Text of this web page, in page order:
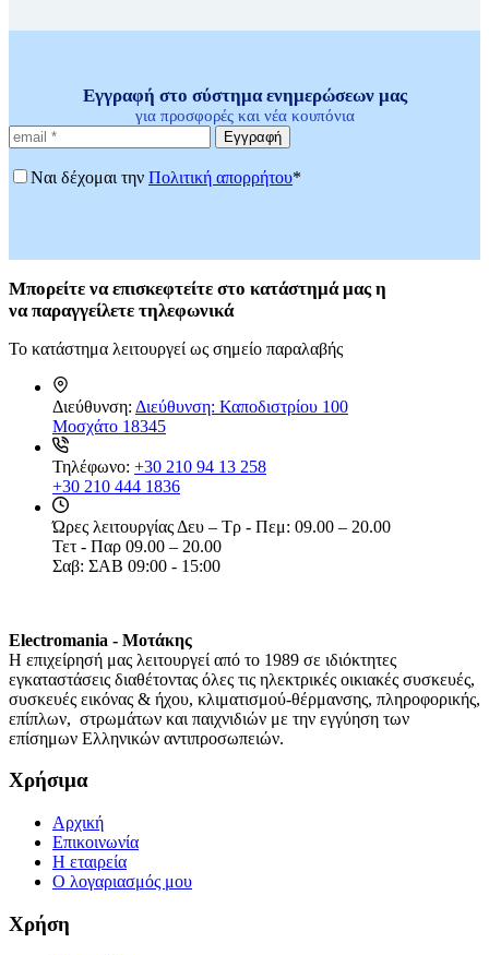
Εγγραφή στο σύστημα ενημερώσεων μας
για προσφορές και νέα κουπόνια
Εγγραφή
Ναι δέχομαι την Πολιτική απορρήτου*
Μπορείτε να επισκεφτείτε στο κατάστημά μας η
ναπαραγγείλετε τηλεφωνικά
Το κατάστημα λειτουργεί ως σημείο παραλαβής
Διεύθυνση: Διεύθυνση: Καποδιστρίου 100
Μοσχάτο 18345
Τηλέφωνο: +30 210 94 13 258
+30 210 444 1836
Ώρες λειτουργίας Δευ – Τρ - Πεμ: 09.00 – 20.00
Τετ - Παρ 09.00 – 20.00
Σαβ: ΣΑΒ 09:00 - 15:00
Electromania - Μοτάκης
H επιχείρησή μας λειτουργεί από το 1989 σε ιδιόκτητες
εγκαταστάσεις διαθέτοντας όλες τις ηλεκτρικές οικιακές συσκευές,
συσκευές εικόνας & ήχου, κλιματισμού-θέρμανσης, πληροφορικής,
επίπλων, στρωμάτων και παιχνιδιών με την εγγύηση των
επίσημων Ελληνικών αντιπροσωπειών.
Χρήσιμα
Αρχική
Επικοινωνία
Η εταιρεία
Ο λογαριασμός μου
Χρήση